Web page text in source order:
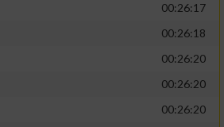
00:26:17
00:26:18
00:26:20
00:26:20
00:26:20